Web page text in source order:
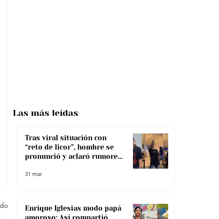
Tras viral situación con
“reto de licor”, hombre se
pronunció y aclaró rumores
31 mar
Enrique Iglesias modo papá
Las más leídas